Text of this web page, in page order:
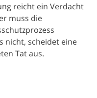
reicht ein Verdacht
muss die
nicht, scheidet eine
Tat aus.